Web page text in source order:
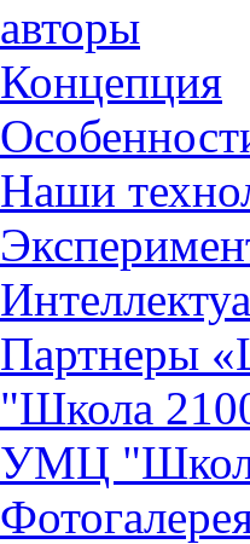
авторы
Концепция
Наши
Партнеры
"Школа
УМЦ